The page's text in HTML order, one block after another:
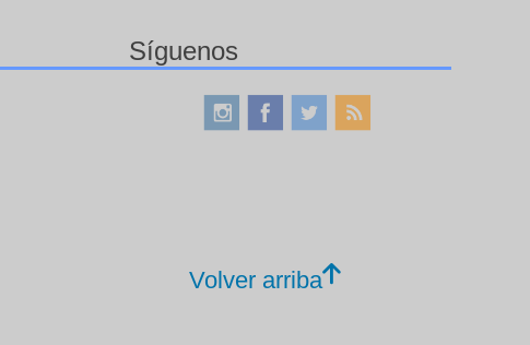
Síguenos
Volver arriba